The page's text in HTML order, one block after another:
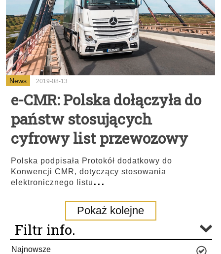
News 2019-08-13
e-CMR: Polska dołączyła do
państw stosujących
cyfrowy list przewozowy
Polska podpisała Protokół dodatkowy do
Konwencji CMR, dotyczący stosowania
elektronicznego listu...
Pokaż kolejne
Filtr info.
Najnowsze